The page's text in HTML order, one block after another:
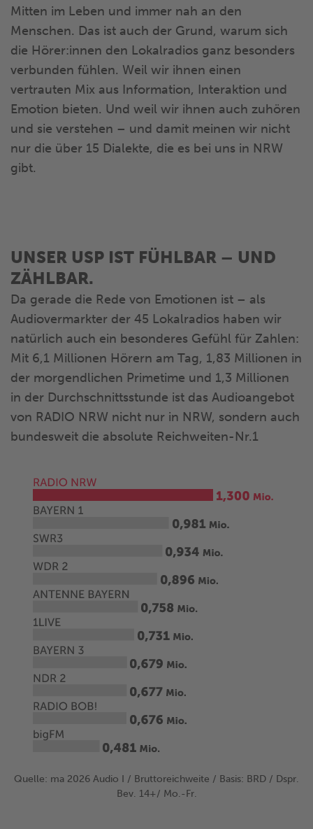
Mitten im Leben und immer nah an den
Menschen. Das ist auch der Grund, warum sich
die Hörer:innen den Lokalradios ganz besonders
verbunden fühlen. Weil wir ihnen einen
vertrauten Mix aus Information, Interaktion und
Emotion bieten. Und weil wir ihnen auch zuhören
und sie verstehen – und damit meinen wir nicht
nur die über 15 Dialekte, die es bei uns in NRW
gibt.
UNSER USP IST FÜHLBAR – UND
ZÄHLBAR.
Da gerade die Rede von Emotionen ist – als
Audiovermarkter der 45 Lokalradios haben wir
natürlich auch ein besonderes Gefühl für Zahlen:
Mit 6,1 Millionen Hörern am Tag, 1,83 Millionen in
der morgendlichen Primetime und 1,3 Millionen
in der Durchschnittsstunde ist das Audioangebot
von RADIO NRW nicht nur in NRW, sondern auch
bundesweit die absolute Reichweiten-Nr.1
Quelle: ma 2026 Audio I / Bruttoreichweite / Basis: BRD / Dspr.
Bev. 14+/ Mo.-Fr.